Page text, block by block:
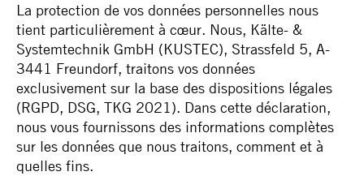
La protection de vos données personnelles nous
tient particulièrement à cœur. Nous, Kälte- &
Systemtechnik GmbH (KUSTEC), Strassfeld 5, A-
3441 Freundorf, traitons vos données
exclusivement sur la base des dispositions légales
(RGPD, DSG, TKG 2021). Dans cette déclaration,
nous vous fournissons des informations complètes
sur les données que nous traitons, comment et à
quelles fins.